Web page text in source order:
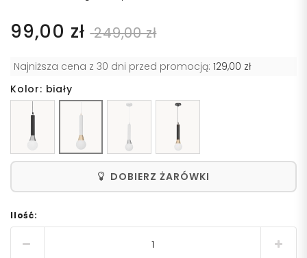
99,00 zł 249,00 zł
Najniższa cena z 30 dni przed promocją: 129,00 zł
Kolor: biały
DOBIERZ ŻARÓWKI
Ilość: